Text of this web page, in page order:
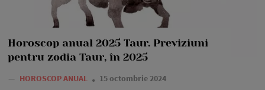
Horoscop anual 2025 Taur. Previziuni
pentru zodia Taur, în 2025
— HOROSCOP ANUAL 15 octombrie 2024